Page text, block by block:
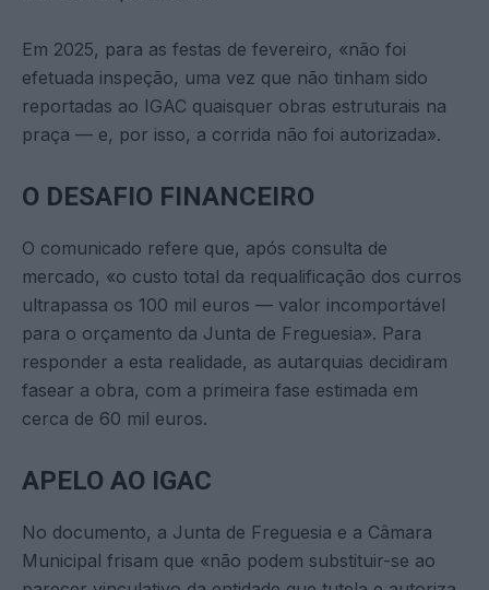
Em 2025, para as festas de fevereiro, «não foi
efetuada inspeção, uma vez que não tinham sido
reportadas ao IGAC quaisquer obras estruturais na
praça — e, por isso, a corrida não foi autorizada».
O DESAFIO FINANCEIRO
O comunicado refere que, após consulta de
mercado, «o custo total da requalificação dos curros
ultrapassa os 100 mil euros — valor incomportável
para o orçamento da Junta de Freguesia». Para
responder a esta realidade, as autarquias decidiram
fasear a obra, com a primeira fase estimada em
cerca de 60 mil euros.
APELO AO IGAC
No documento, a Junta de Freguesia e a Câmara
Municipal frisam que «não podem substituir-se ao